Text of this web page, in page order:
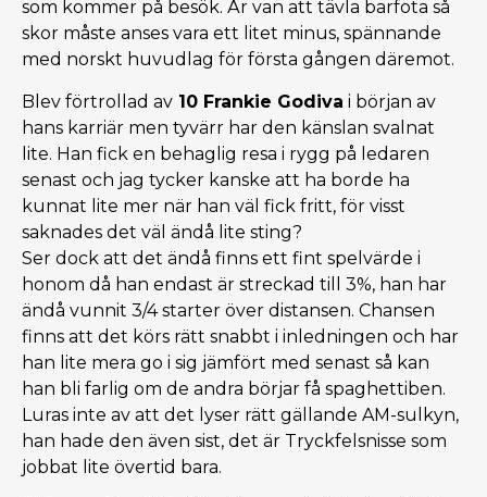
som kommer på besök. Är van att tävla barfota så
skor måste anses vara ett litet minus, spännande
med norskt huvudlag för första gången däremot.
Blev förtrollad av 10 Frankie Godiva i början av
hans karriär men tyvärr har den känslan svalnat
lite. Han fick en behaglig resa i rygg på ledaren
senast och jag tycker kanske att ha borde ha
kunnat lite mer när han väl fick fritt, för visst
saknades det väl ändå lite sting?
Ser dock att det ändå finns ett fint spelvärde i
honom då han endast är streckad till 3%, han har
ändå vunnit 3/4 starter över distansen. Chansen
finns att det körs rätt snabbt i inledningen och har
han lite mera go i sig jämfört med senast så kan
han bli farlig om de andra börjar få spaghettiben.
Luras inte av att det lyser rätt gällande AM-sulkyn,
han hade den även sist, det är Tryckfelsnisse som
jobbat lite övertid bara.